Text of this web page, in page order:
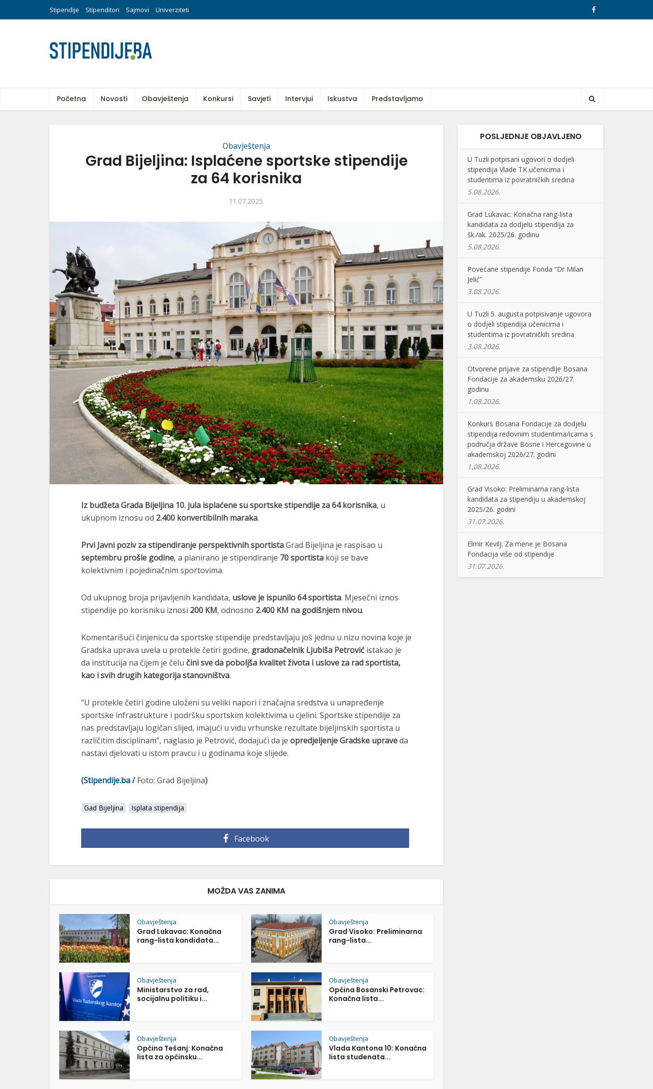
Stipendije Stipenditori Sajmovi Univerziteti
Početna Novosti Obavještenja Konkursi Savjeti Intervjui Iskustva Predstavljamo
Obavještenja
Grad Bijeljina: Isplaćene sportske stipendije
za 64 korisnika
11.07.2025.
Iz budžeta Grada Bijeljina 10. jula isplaćene su sportske stipendije za 64 korisnika, u
ukupnom iznosu od 2.400 konvertibilnih maraka.
Prvi Javni poziv za stipendiranje perspektivnih sportistaGrad Bijeljina je raspisao u
septembru prošle godine, a planirano je stipendiranje 70 sportista koji se bave
kolektivnim i pojedinačnim sportovima.
Od ukupnog broja prijavljenih kandidata, uslove je ispunilo 64 sportista. Mjesečni iznos
stipendije po korisniku iznosi 200 KM, odnosno 2.400 KM na godišnjem nivou.
Komentarišući činjenicu da sportske stipendije predstavljaju još jednu u nizu novina koje je
Gradska uprava uvela u protekle četiri godine, gradonačelnik Ljubiša Petrović istakao je
da institucija na čijem je čelu čini sve da poboljša kvalitet života i uslove za rad sportista,
kao i svih drugih kategorija stanovništva.
“U protekle četiri godine uloženi su veliki napori i značajna sredstva u unapređenje
sportske infrastrukture i podršku sportskim kolektivima u cjelini. Sportske stipendije za
nas predstavljaju logičan slijed, imajući u vidu vrhunske rezultate bijeljinskih sportista u
različitim disciplinam”, naglasio je Petrović, dodajući da je opredjeljenje Gradske upraveda
nastavi djelovati u istom pravcu i u godinama koje slijede.
(Stipendije.ba/Foto: Grad Bijeljina)
Gad Bijeljina Isplata stipendija
Facebook
MOŽDA VAS ZANIMA
Obavještenja
Grad Lukavac: Konačna
rang-lista kandidata...
Obavještenja
Grad Visoko: Preliminarna
rang-lista...
Obavještenja
Ministarstvo za rad,
socijalnu politiku i...
Obavještenja
Općina Bosanski Petrovac:
Konačna lista...
Obavještenja
Općina Tešanj: Konačna
lista za općinsku...
Obavještenja
Vlada Kantona 10: Konačna
lista studenata...
POSLJEDNJE OBJAVLJENO
U Tuzli potpisani ugovori o dodjeli
stipendija Vlade TK učenicima i
studentima iz povratničkih sredina
5.08.2026.
Grad Lukavac: Konačna rang-lista
kandidata za dodjelu stipendija za
šk./ak. 2025/26. godinu
5.08.2026.
Povećane stipendije Fonda “Dr Milan
Jelić”
3.08.2026.
U Tuzli 5. augusta potpisivanje ugovora
o dodjeli stipendija učenicima i
studentima iz povratničkih sredina
3.08.2026.
Otvorene prijave za stipendije Bosana
Fondacije za akademsku 2026/27.
godinu
1.08.2026.
Konkurs Bosana Fondacije za dodjelu
stipendija redovnim studentima/icama s
područja države Bosne i Hercegovine u
akademskoj 2026/27. godini
1.08.2026.
Grad Visoko: Preliminarna rang-lista
kandidata za stipendiju u akademskoj
2025/26. godini
31.07.2026.
Elmir Kevilj: Za mene je Bosana
Fondacija više od stipendije
31.07.2026.